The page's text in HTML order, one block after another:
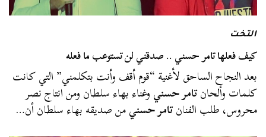
التخت
كيف فعلها تامر حسني .. صدقني لن تستوعب ما فعله
بعد النجاح الساحق لأغنية “قوم أقف وأنت بتكلمني” التي كانت
كلمات وألحانتامر حسنيوغناء بهاء سلطان ومن انتاج نصر
محروس، طلب الفنانتامر حسنيمن صديقه بهاء سلطان أن…